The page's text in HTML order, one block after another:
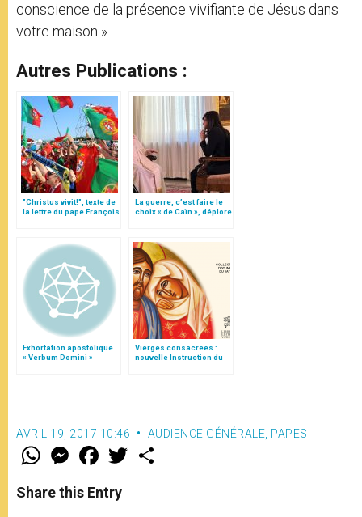
conscience de la présence vivifiante de Jésus dans
votre maison ».
Autres Publications :
"Christus vivit!", texte de
la lettre du pape François
La guerre, c’est faire le
choix « de Caïn », déplore
Exhortation apostolique
« Verbum Domini »
Vierges consacrées :
nouvelle Instruction du
AVRIL 19, 2017 10:46 AUDIENCE GÉNÉRALE PAPES
W
t
s
M
e
s
e
F
a
e
b
w
Share this Entry